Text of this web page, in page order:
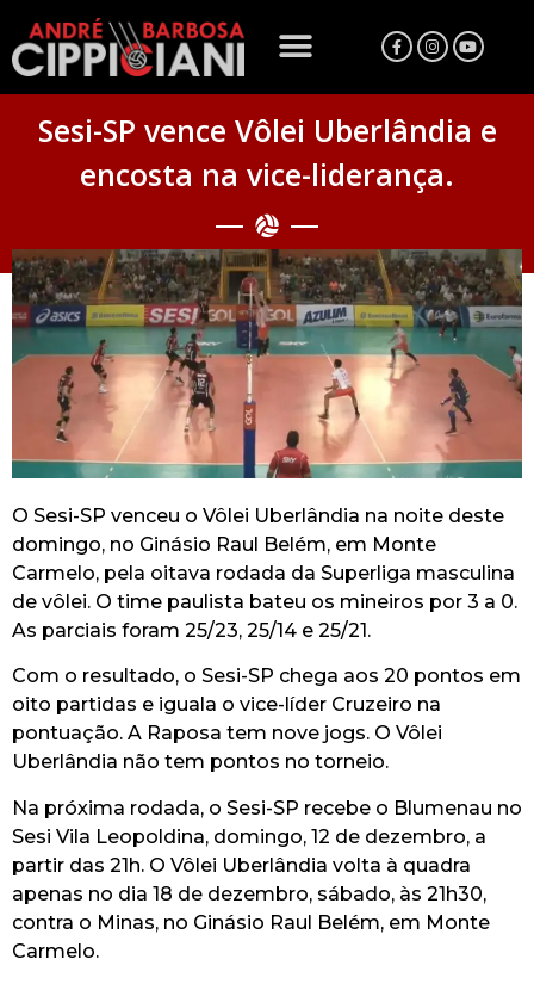
Sesi-SP vence Vôlei Uberlândia e
encosta na vice-liderança.
O Sesi-SP venceu o Vôlei Uberlândia na noite deste
domingo, no Ginásio Raul Belém, em Monte
Carmelo, pela oitava rodada da Superliga masculina
de vôlei. O time paulista bateu os mineiros por 3 a 0.
As parciais foram 25/23, 25/14 e 25/21.
Com o resultado, o Sesi-SP chega aos 20 pontos em
oito partidas e iguala o vice-líder Cruzeiro na
pontuação. A Raposa tem nove jogs. O Vôlei
Uberlândia não tem pontos no torneio.
Na próxima rodada, o Sesi-SP recebe o Blumenau no
Sesi Vila Leopoldina, domingo, 12 de dezembro, a
partir das 21h. O Vôlei Uberlândia volta à quadra
apenas no dia 18 de dezembro, sábado, às 21h30,
contra o Minas, no Ginásio Raul Belém, em Monte
Carmelo.